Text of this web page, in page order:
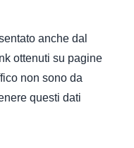
anche dal
ottenuti su pagine
non sono da
questi dati